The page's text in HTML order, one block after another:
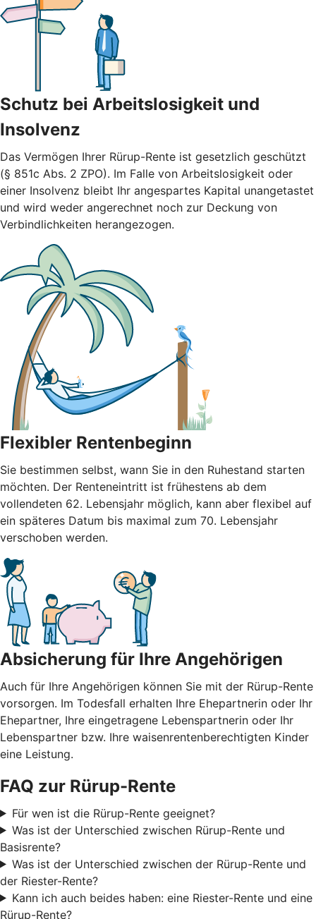
Schutz bei Arbeitslosigkeit und
Insolvenz
Das Vermögen Ihrer Rürup-Rente ist gesetzlich geschützt
(§ 851c Abs. 2 ZPO). Im Falle von Arbeitslosigkeit oder
einer Insolvenz bleibt Ihr angespartes Kapital unangetastet
und wird weder angerechnet noch zur Deckung von
Verbindlichkeiten herangezogen.
Flexibler Rentenbeginn
Sie bestimmen selbst, wann Sie in den Ruhestand starten
möchten. Der Renteneintritt ist frühestens ab dem
vollendeten 62. Lebensjahr möglich, kann aber flexibel auf
ein späteres Datum bis maximal zum 70. Lebensjahr
verschoben werden.
Absicherung für Ihre Angehörigen
Auch für Ihre Angehörigen können Sie mit der Rürup-Rente
vorsorgen. Im Todesfall erhalten Ihre Ehepartnerin oder Ihr
Ehepartner, Ihre eingetragene Lebenspartnerin oder Ihr
Lebenspartner bzw. Ihre waisenrentenberechtigten Kinder
eine Leistung.
FAQ zur Rürup-Rente
Für wen ist die Rürup-Rente geeignet?
Was ist der Unterschied zwischen Rürup-Rente und
Basisrente?
Was ist der Unterschied zwischen der Rürup-Rente und
der Riester-Rente?
Kann ich auch beides haben: eine Riester-Rente und eine
Rürup-Rente?